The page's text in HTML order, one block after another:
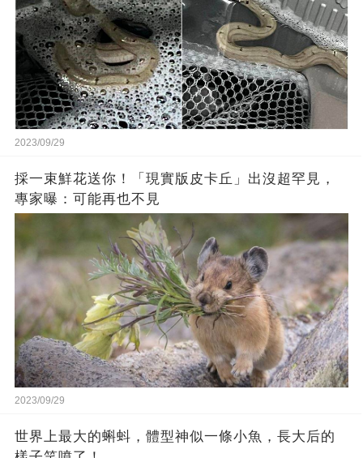
2023/09/29
採一束鮮花送你！「現實版皮卡丘」出沒超罕見，
專家曝：可能再也不見
2023/09/29
世界上最大的蝌蚪，體型神似一條小魚，長大后的